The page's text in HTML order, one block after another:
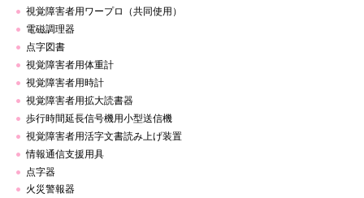
視覚障害者用ワープロ（共同使用）
電磁調理器
点字図書
視覚障害者用体重計
視覚障害者用時計
視覚障害者用拡大読書器
歩行時間延長信号機用小型送信機
視覚障害者用活字文書読み上げ装置
情報通信支援用具
点字器
火災警報器